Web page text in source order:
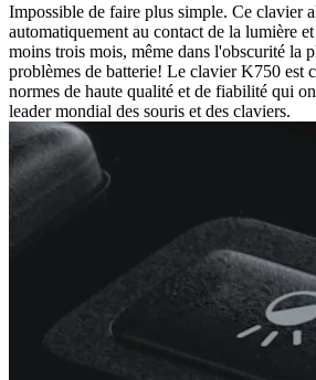
Impossible de faire plus simple. Ce clavier
automatiquement au contact de la lumière
moins trois mois, même dans l'obscurité la
problèmes de batterie! Le clavier K750 est
normes de haute qualité et de fiabilité qui
leader mondial des souris et des claviers.